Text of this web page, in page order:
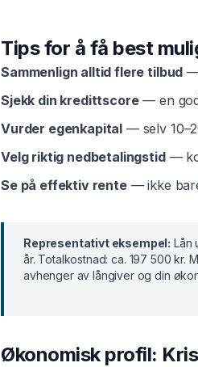
Tips for å få best
Sammenlign alltid flere tilbud —
Sjekk din kredittscore— en
Vurder egenkapital — selv
Velg riktig nedbetalingstid—
Se på effektiv rente— ikke
Representativt eksempel: Lån
år. Totalkostnad:ca. 197 500 kr.
avhenger av långiver og din
Økonomisk profil: